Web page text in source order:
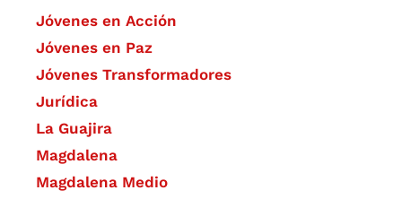
Jóvenes en Acción
Jóvenes en Paz
Jóvenes Transformadores
Jurídica
La Guajira
Magdalena
Magdalena Medio